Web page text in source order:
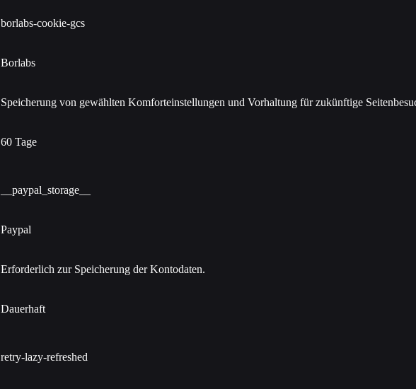
borlabs-cookie-gcs
Borlabs
Speicherung von gewählten Komforteinstellungen und Vorhaltung für zukünftige
60 Tage
__paypal_storage__
Paypal
Erforderlich zur Speicherung der Kontodaten.
Dauerhaft
retry-lazy-refreshed